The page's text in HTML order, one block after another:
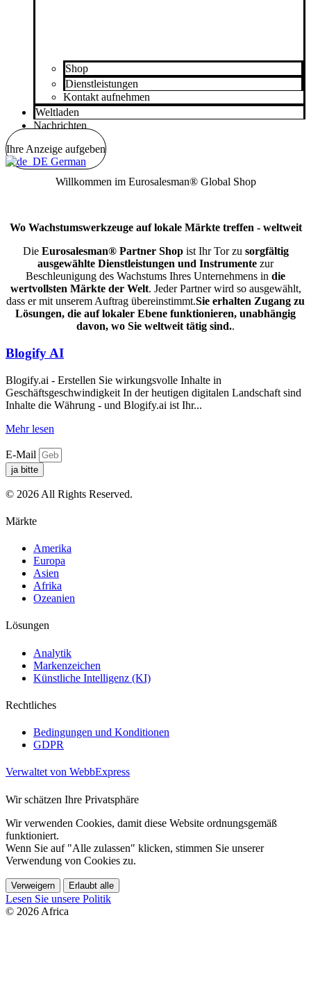
Shop
Dienstleistungen
Kontakt aufnehmen
Weltladen
Nachrichten
Ihre Anzeige aufgeben
German
Willkommen im Eurosalesman® Global Shop
Wo Wachstumswerkzeuge auf lokale Märkte treffen - weltweit
Die Eurosalesman® Partner Shopist Ihr Tor zu sorgfältig
ausgewählte Dienstleistungen und Instrumente zur
Beschleunigung des Wachstums Ihres Unternehmens in die
wertvollsten Märkte der Welt. Jeder Partner wird so ausgewählt,
dass er mit unserem Auftrag übereinstimmt.Sie erhalten Zugang zu
Lösungen, die auf lokaler Ebene funktionieren, unabhängig
davon, wo Sie weltweit tätig sind..
Blogify AI
Blogify.ai - Erstellen Sie wirkungsvolle Inhalte in
Geschäftsgeschwindigkeit In der heutigen digitalen Landschaft sind
Inhalte die Währung - und Blogify.ai ist Ihr...
Mehr lesen
E-Mail
ja bitte
© 2026 All Rights Reserved.
Märkte
Amerika
Europa
Asien
Afrika
Ozeanien
Lösungen
Analytik
Markenzeichen
Künstliche Intelligenz (KI)
Rechtliches
Bedingungen und Konditionen
GDPR
Verwaltet von WebbExpress
Wir schätzen Ihre Privatsphäre
Wir verwenden Cookies, damit diese Website ordnungsgemäß
funktioniert.
Wenn Sie auf "Alle zulassen" klicken, stimmen Sie unserer
Verwendung von Cookies zu.
Verweigern Erlaubt alle
Lesen Sie unsere Politik
© 2026 Africa